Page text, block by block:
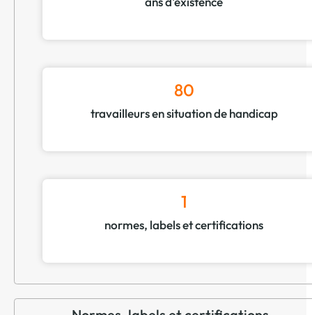
80
travailleurs en situation de handicap
1
normes, labels et certifications